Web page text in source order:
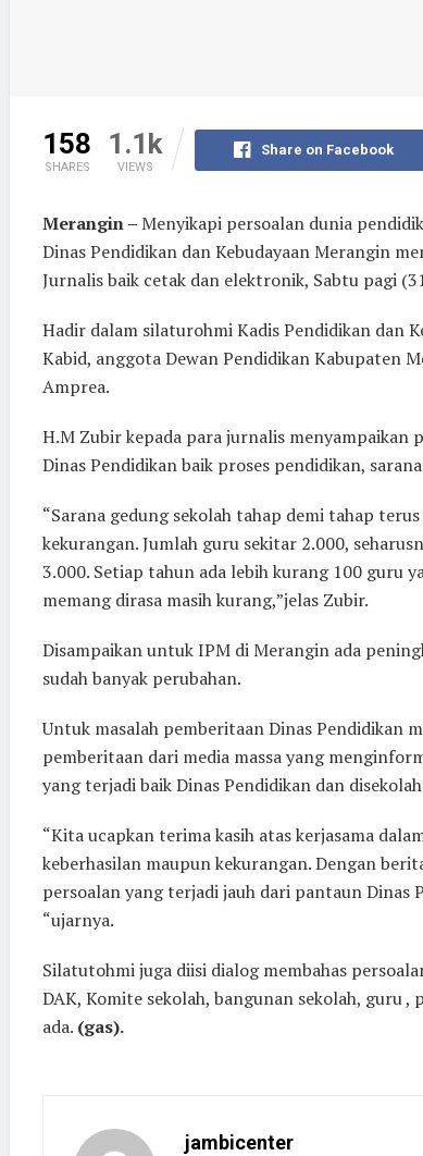
158
SHARES
1.1k
VIEWS
Share on Facebook
Merangin –Menyikapi persoalan dunia
Dinas Pendidikan dan Kebudayaan Merangin
Jurnalis baik cetak dan elektronik, Sabtu pagi
Hadir dalam silaturohmi Kadis Pendidikan dan
Kabid, anggota Dewan Pendidikan Kabupaten
Amprea.
H.M Zubir kepada para jurnalis menyampaikan
Dinas Pendidikan baik proses pendidikan,
“Sarana gedung sekolah tahap demi tahap
kekurangan. Jumlah guru sekitar 2.000,
3.000. Setiap tahun ada lebih kurang 100 guru
memang dirasa masih kurang,”jelas Zubir.
Disampaikan untuk IPM di Merangin ada
sudah banyak perubahan.
Untuk masalah pemberitaan Dinas Pendidikan
pemberitaan dari media massa yang
yang terjadi baik Dinas Pendidikan dan
“Kita ucapkan terima kasih atas kerjasama
keberhasilan maupun kekurangan. Dengan
persoalan yang terjadi jauh dari pantaun Dinas
“ujarnya.
Silatutohmi juga diisi dialog membahas
DAK, Komite sekolah, bangunan sekolah, guru
ada. (gas).
jambicenter